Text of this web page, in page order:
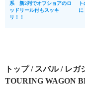
系 新2列でオフショアのロ
ッドリール付もスッキ
リ！！
に
トップ/ スバル/ レガ
TOURING WAGON